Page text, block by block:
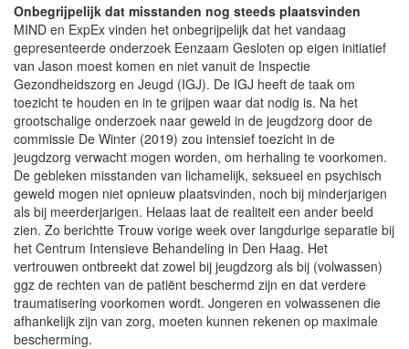
Onbegrijpelijk dat misstanden nog steeds plaatsvinden
MIND en ExpEx vinden het onbegrijpelijk dat het vandaag
gepresenteerde onderzoek Eenzaam Gesloten op eigen initiatief
van Jason moest komen en niet vanuit de Inspectie
Gezondheidszorg en Jeugd (IGJ). De IGJ heeft de taak om
toezicht te houden en in te grijpen waar dat nodig is. Na het
grootschalige onderzoek naar geweld in de jeugdzorg door de
commissie De Winter (2019) zou intensief toezicht in de
jeugdzorg verwacht mogen worden, om herhaling te voorkomen.
De gebleken misstanden van lichamelijk, seksueel en psychisch
geweld mogen niet opnieuw plaatsvinden, noch bij minderjarigen
als bij meerderjarigen. Helaas laat de realiteit een ander beeld
zien. Zo berichtte Trouw vorige week over langdurige separatie bij
het Centrum Intensieve Behandeling in Den Haag. Het
vertrouwen ontbreekt dat zowel bij jeugdzorg als bij (volwassen)
ggz de rechten van de patiënt beschermd zijn en dat verdere
traumatisering voorkomen wordt. Jongeren en volwassenen die
afhankelijk zijn van zorg, moeten kunnen rekenen op maximale
bescherming.